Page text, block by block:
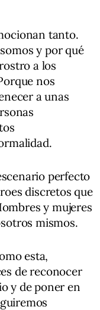
tanto.
y por qué
a los
nos
a unas
perfecto
discretos que
y mujeres
mismos.
esta,
de reconocer
y de poner en